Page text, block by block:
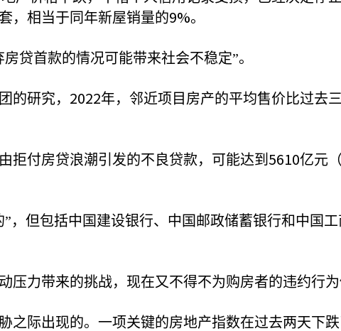
，相当于同年新屋销量的9%。
贷首款的情况可能带来社会不稳定”。
的研究， 2022年，邻近项目房产的平均售价比过去
拒付房贷浪潮引发的不良贷款，可能达到 5610亿元
，但包括中国建设银行、中国邮政储蓄银行和中国
力带来的挑战，现在又不得不为购房者的违约行为
之际出现的。一项关键的房地产指数在过去两天下跌